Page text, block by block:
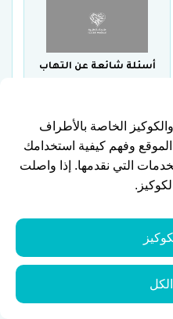
أسئلة شائعة عن التهاب
أسئلة شائعة عن أهم
الخاصة بالأطراف
وفهم كيفية استخدامك
التي نقدمها. إذا واصلت